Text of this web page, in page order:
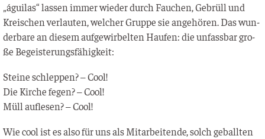
„águi­las“ las­sen immer wie­der durch Fau­chen, Gebrüll und
Krei­schen ver­lau­ten, wel­cher Grup­pe sie ange­hö­ren. Das wun­
der­ba­re an die­sem auf­ge­wir­bel­ten Hau­fen: die unfass­bar gro­
ße Begeisterungsfähigkeit:
Stei­ne schlep­pen? – Cool!
Die Kir­che fegen? – Cool!
Müll auf­le­sen? – Cool!
Wie cool ist es also für uns als Mit­ar­bei­ten­de, solch geball­ten